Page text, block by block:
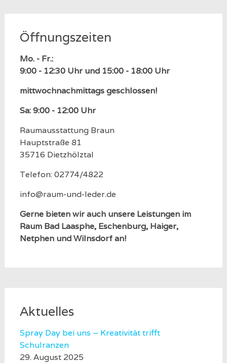
Öffnungszeiten
Mo. - Fr.:
9:00 - 12:30 Uhr und 15:00 - 18:00 Uhr
mittwochnachmittags geschlossen!
Sa: 9:00 - 12:00 Uhr
Raumausstattung Braun
Hauptstraße 81
35716 Dietzhölztal
Telefon: 02774/4822
info@raum-und-leder.de
Gerne bieten wir auch unsere Leistungen im
Raum Bad Laasphe, Eschenburg, Haiger,
Netphen und Wilnsdorf an!
Aktuelles
Spray Day bei uns – Kreativität trifft
Schulranzen
29. August 2025